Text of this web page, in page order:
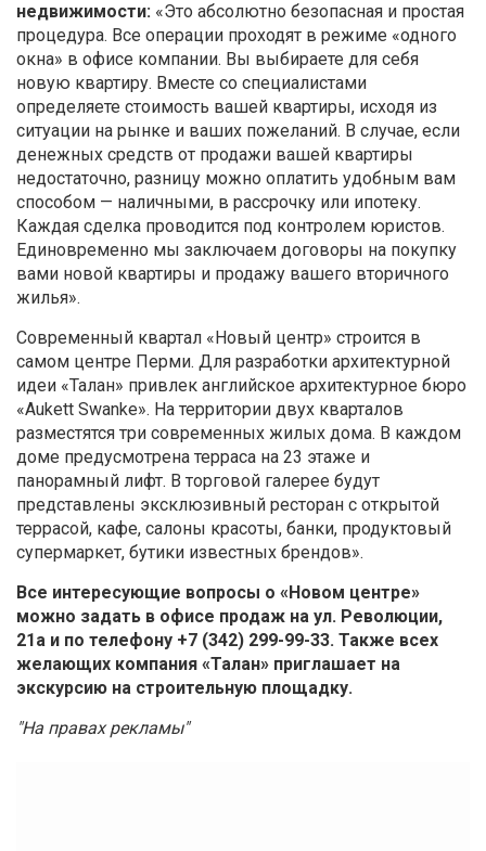
недвижимости: «Это абсолютно безопасная и простая
процедура. Все операции проходят в режиме «одного
окна» в офисе компании. Вы выбираете для себя
новую квартиру. Вместе со специалистами
определяете стоимость вашей квартиры, исходя из
ситуации на рынке и ваших пожеланий. В случае, если
денежных средств от продажи вашей квартиры
недостаточно, разницу можно оплатить удобным вам
способом — наличными, в рассрочку или ипотеку.
Каждая сделка проводится под контролем юристов.
Единовременно мы заключаем договоры на покупку
вами новой квартиры и продажу вашего вторичного
жилья».
Современный квартал «Новый центр» строится в
самом центре Перми. Для разработки архитектурной
идеи «Талан» привлек английское архитектурное бюро
«Aukett Swanke». На территории двух кварталов
разместятся три современных жилых дома. В каждом
доме предусмотрена терраса на 23 этаже и
панорамный лифт. В торговой галерее будут
представлены эксклюзивный ресторан с открытой
террасой, кафе, салоны красоты, банки, продуктовый
супермаркет, бутики известных брендов».
Все интересующие вопросы о «Новом центре»
можно задать в офисе продаж на ул. Революции,
21а и по телефону +7 (342) 299-99-33. Также всех
желающих компания «Талан» приглашает на
экскурсию на строительную площадку.
"На правах рекламы"